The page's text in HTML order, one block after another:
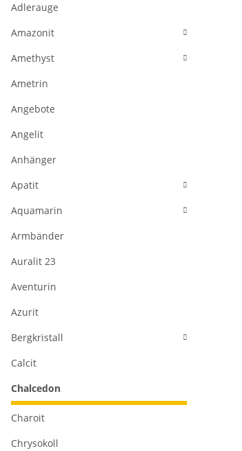
Adlerauge
Amazonit
Amethyst
Ametrin
Angebote
Angelit
Anhänger
Apatit
Aquamarin
Armbänder
Auralit 23
Aventurin
Azurit
Bergkristall
Calcit
Chalcedon
Charoit
Chrysokoll